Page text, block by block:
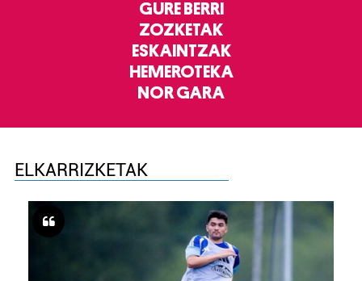
GURE BERRI
ZOZKETAK
ESKAINTZAK
HEMEROTEKA
NOR GARA
ELKARRIZKETAK